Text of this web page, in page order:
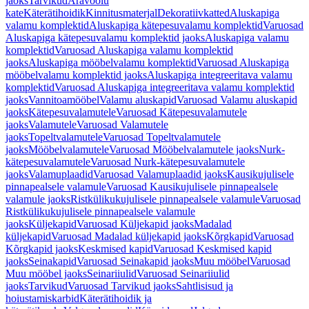
kateKäterätihoidikKinnitusmaterjalDekoratiivkattedAluskapiga
valamu komplektidAluskapiga kätepesuvalamu komplektidVaruosad
Aluskapiga kätepesuvalamu komplektid jaoksAluskapiga valamu
komplektidVaruosad Aluskapiga valamu komplektid
jaoksAluskapiga mööbelvalamu komplektidVaruosad Aluskapiga
mööbelvalamu komplektid jaoksAluskapiga integreeritava valamu
komplektidVaruosad Aluskapiga integreeritava valamu komplektid
jaoksVannitoamööbelValamu aluskapidVaruosad Valamu aluskapid
jaoksKätepesuvalamuteleVaruosad Kätepesuvalamutele
jaoksValamuteleVaruosad Valamutele
jaoksTopeltvalamuteleVaruosad Topeltvalamutele
jaoksMööbelvalamuteleVaruosad Mööbelvalamutele jaoksNurk-
kätepesuvalamuteleVaruosad Nurk-kätepesuvalamutele
jaoksValamuplaadidVaruosad Valamuplaadid jaoksKausikujulisele
pinnapealsele valamuleVaruosad Kausikujulisele pinnapealsele
valamule jaoksRistkülikukujulisele pinnapealsele valamuleVaruosad
Ristkülikukujulisele pinnapealsele valamule
jaoksKüljekapidVaruosad Küljekapid jaoksMadalad
küljekapidVaruosad Madalad küljekapid jaoksKõrgkapidVaruosad
Kõrgkapid jaoksKeskmised kapidVaruosad Keskmised kapid
jaoksSeinakapidVaruosad Seinakapid jaoksMuu mööbelVaruosad
Muu mööbel jaoksSeinariiulidVaruosad Seinariiulid
jaoksTarvikudVaruosad Tarvikud jaoksSahtlisisud ja
hoiustamiskarbidKäterätihoidik ja